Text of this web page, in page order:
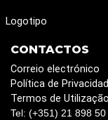
Logotipo
CONTACTOS
Correio electrónico
Política de
Termos de Utilização
Tel: (+351) 21 898